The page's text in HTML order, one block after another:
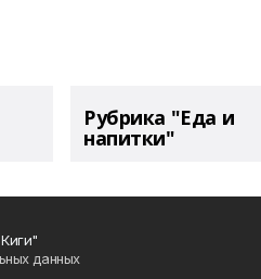
Рубрика "Еда и
напитки"
данных